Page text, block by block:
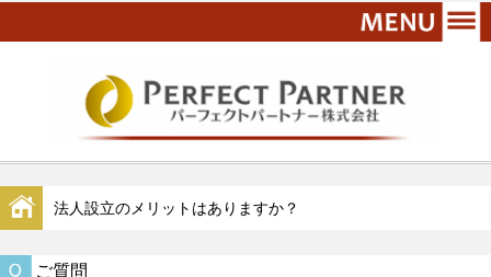
法人設立のメリットはありますか？
ご質問